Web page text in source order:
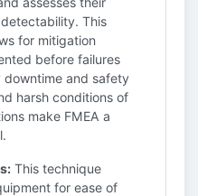
This
for mitigation
before failures
and safety
harsh conditions of
make FMEA a
This technique
for ease of